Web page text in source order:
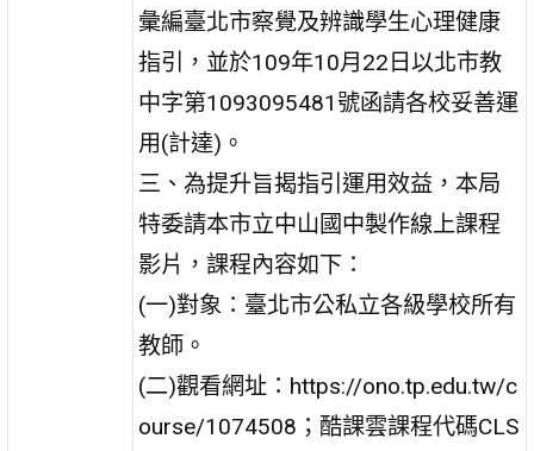
彙編臺北市察覺及辨識學生心理健康
指引，並於109年10月22日以北市教
中字第1093095481號函請各校妥善運
用(計達)。
三、為提升旨揭指引運用效益，本局
特委請本市立中山國中製作線上課程
影片，課程內容如下：
(一)對象：臺北市公私立各級學校所有
教師。
(二)觀看網址：https://ono.tp.edu.tw/c
ourse/1074508；酷課雲課程代碼CLS